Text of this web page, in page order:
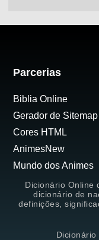
Parcerias
Biblia Online
Gerador de Sitemap
Cores HTML
AnimesNew
Mundo dos Animes
Dicionário Online
dicionário de
definições,